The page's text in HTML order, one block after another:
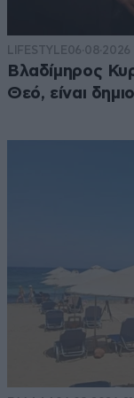
LIFESTYLE06·08·2026
Βλαδίμηρος
Θεό, είναι